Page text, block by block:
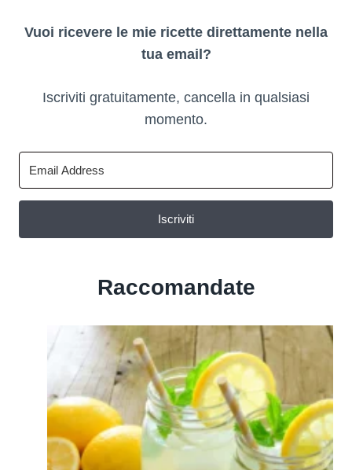
Vuoi ricevere le mie ricette direttamente nella
tua email?
Iscriviti gratuitamente, cancella in qualsiasi
momento.
Iscriviti
Raccomandate